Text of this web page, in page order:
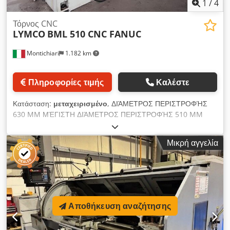
1 /4
Montichiari 1.182 km
Τόρνος CNC
LYMCO BML 510 CNC FANUC
Πληροφορίες τιμής Καλέστε
Κατάσταση: μεταχειρισμένο, ΔΙΆΜΕΤΡΟΣ ΠΕΡΙΣΤΡΟΦΉΣ
630 MM ΜΈΓΙΣΤΗ ΔΙΆΜΕΤΡΟΣ ΠΕΡΙΣΤΡΟΦΉΣ 510 MM
ΜΈΓΙΣΤΟ ΜΉΚΟΣ ΠΕΡΙΣΤΡΟΦΉΣ 1578 MM ΚΛΊΣΗ
ΤΡΑΠΕΖΙΟΎ 45 ° ΜΈΓΙΣΤΗ ΔΙΑΔΡΟΜΉ ΤΟΥ ΆΞΟΝΑ X 1590
MM ΜΈΓΙΣΤΗ ΔΙΑΔΡΟΜΉ ΆΞΟΝΑ Z 290 MM ΒΡΟΧΉ 20
M/MIN ΔΙΈΛΕΥΣΗ ΡΆΒΔΟΥ 105 MM ΣΎΝΔΕΣΗ ΜΎΤΗΣ
ΑΤΡΆΚΤΟΥ ASA A2-8 ΙΣΧΎΣ ΚΙΝΗΤΉΡΑ ΑΤΡΆΚΤΟΥ 18,5 - 22
KW ταχύτητα ατράκτου 2500 στροφές ανά λεπτό ΔΙΆΜΕΤΡΟΣ
ΧΙΤΩΝΊΟΥ ΟΥΡΑΊΟΥ ΥΠΟΣΤΡΏΜΑΤΟΣ 125 MM Dsdpjrzt
Iqsfx Ab Sokr ΔΙΑΔΡΟΜΉ ΟΥΡΑΊΟΥ ΥΠΟΣΤΡΏΜΑΤΟΣ 1590
MM ΠΡΟΣΑΡΜΟΓΉ ΠΈΝΝΑΣ CM 5 ΔΙΑΔΡΟΜΉ ΠΈΝΝΑΣ
120 MM CNC FANUC Oi-TC ΠΥΡΓΊΣΚΟΣ ΕΡΓΑΛΕΊΩΝ 12
Μικρή αγγελία
Αποθήκευση αναζήτησης